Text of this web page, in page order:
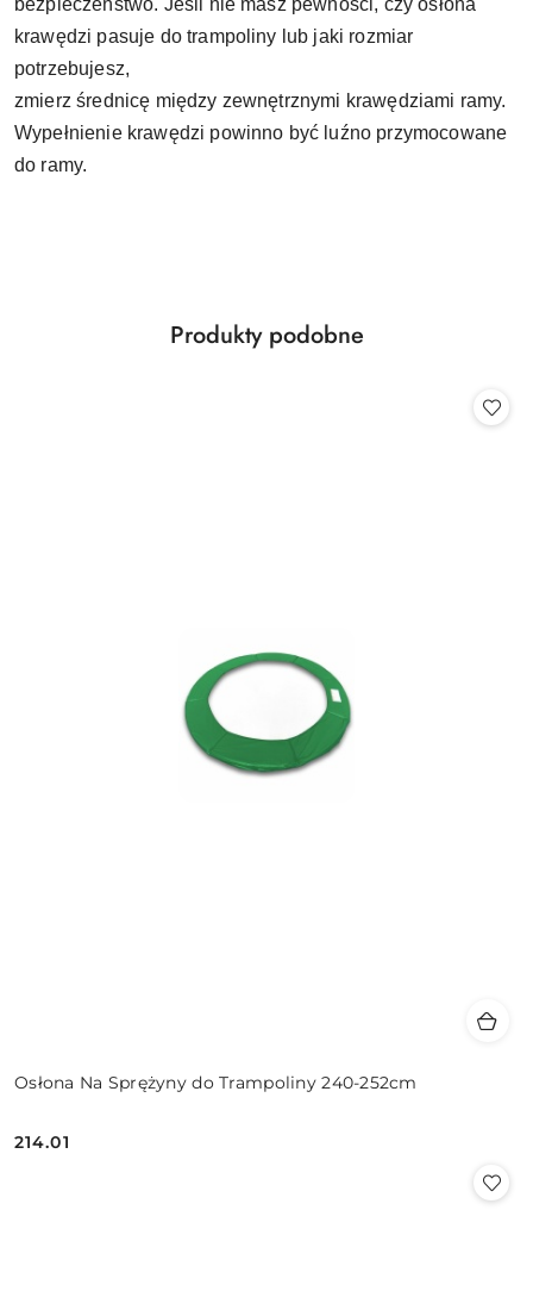
krawędzi pasuje do trampoliny lub jaki rozmiar
potrzebujesz,
zmierz średnicę między zewnętrznymi krawędziami ramy.
Wypełnienie krawędzi powinno być luźno przymocowane
do ramy.
Pomiń karuzelę produktów
Produkty
Produkty podobne
Osłona Na Sprężyny do Trampoliny 240-252cm
Cena:
214.01